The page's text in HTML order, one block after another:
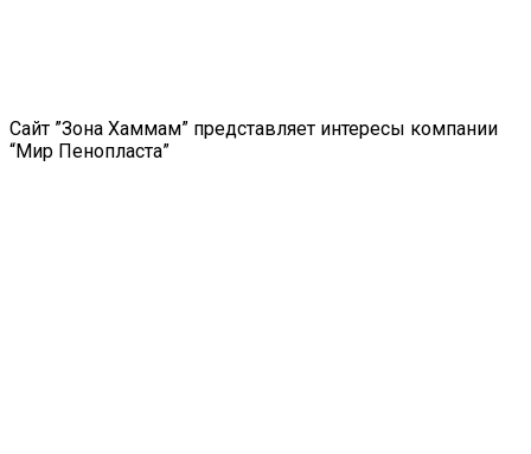
Сайт ”Зона Хаммам” представляет интересы компании
“Мир Пенопласта”